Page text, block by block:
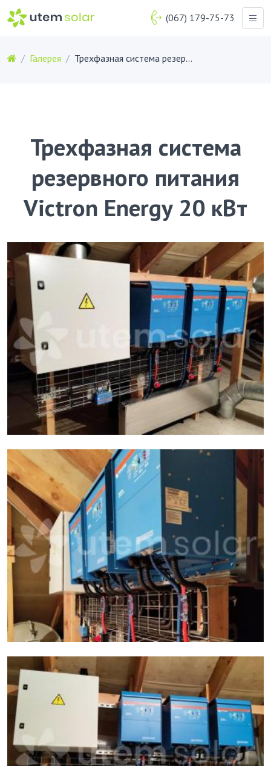
(067) 179-75-73
Галерея Трехфазная система резервного питания Victron Energy 20 кВт
Трехфазная система
резервного питания
Victron Energy 20 кВт